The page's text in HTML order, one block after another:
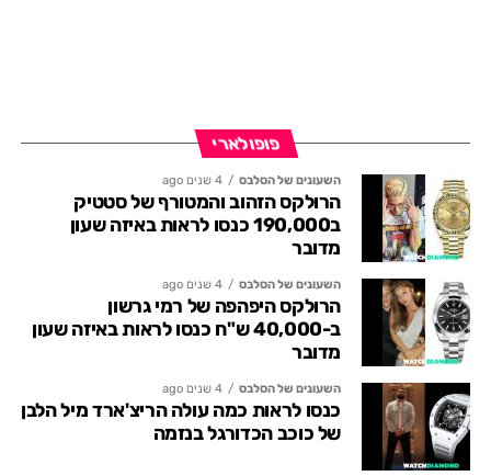
פופולארי
השעונים של הסלבס 4 שנים ago
הרולקס הזהוב והמטורף של סטטיק
ב190,000 כנסו לראות באיזה שעון
מדובר
השעונים של הסלבס 4 שנים ago
הרולקס היפהפה של רמי גרשון
ב-40,000 ש"ח כנסו לראות באיזה שעון
מדובר
השעונים של הסלבס 4 שנים ago
כנסו לראות כמה עולה הריצ'ארד מיל הלבן
של כוכב הכדורגל בנזמה